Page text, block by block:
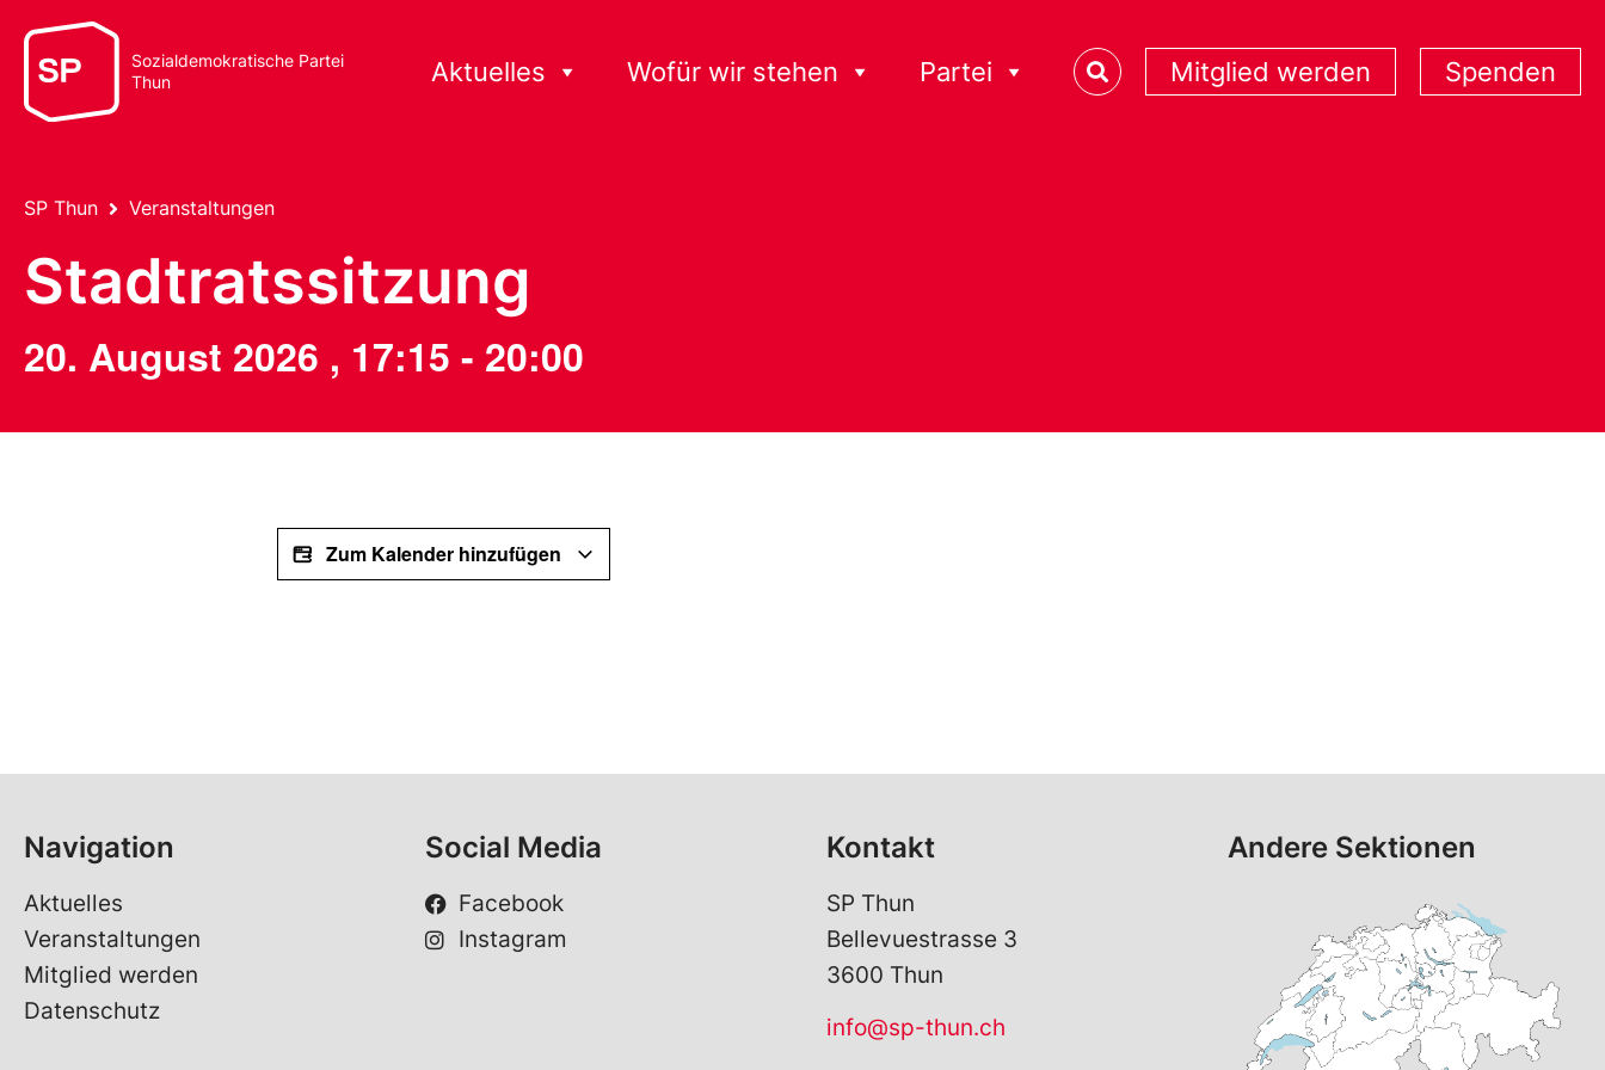
Sozialdemokratische Partei
Thun
Aktuelles Wofür wir stehen Partei Mitglied werden Spenden
SP Thun Veranstaltungen
Stadtratssitzung
20. August 2026 , 17:15 - 20:00
Zum Kalender hinzufügen
Navigation
Aktuelles
Veranstaltungen
Mitglied werden
Datenschutz
Social Media
Facebook
Instagram
Kontakt
SP Thun
Bellevuestrasse 3
3600 Thun
info@sp-thun.ch
Andere Sektionen